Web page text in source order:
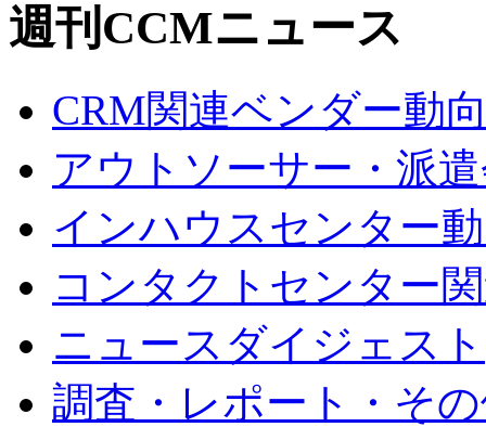
週刊CCMニュース
CRM関連ベンダー動
アウトソーサー・派
インハウスセンター
コンタクトセンター
ニュースダイジェスト
調査・レポート・そ